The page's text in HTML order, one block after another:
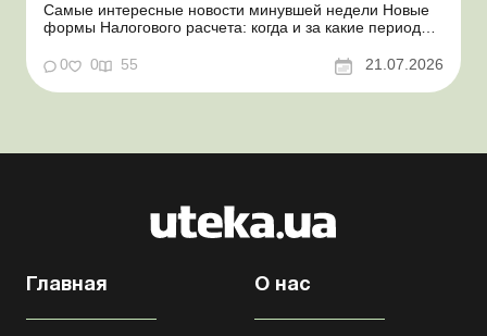
Самые интересные новости минувшей недели Новые
формы Налогового расчета: когда и за какие периоды
переоформления отсрочки от призыва во время
Координационный центр по организации
0 0 55 21.07.2026
Главная О нас